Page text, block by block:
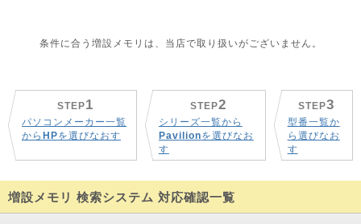
条件に合う増設メモリは、当店で取り扱いがございません。
STEP1
パソコンメーカー一覧
から HPを選びなおす
STEP2
シリーズ一覧から
Pavilionを選びなお
す
STEP3
型番一覧か
ら選びなお
す
増設メモリ 検索システム 対応確認一覧